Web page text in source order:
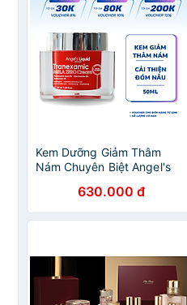
Kem Dưỡng Giảm Thâm
Nám Chuyên Biệt Angel's
Zero Cream 50ml
630.000 đ